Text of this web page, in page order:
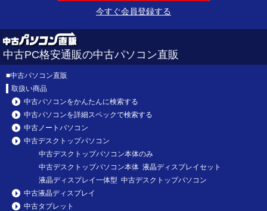
今すぐ会員登録する
中古PC格安通販の中古パソコン直販
■中古パソコン直販
取扱い商品
中古パソコンをかんたんに検索する
中古パソコンを詳細スペックで検索する
中古ノートパソコン
中古デスクトップパソコン
中古デスクトップパソコン本体のみ
中古デスクトップパソコン本体 液晶ディスプレイセット
液晶ディスプレイ一体型 中古デスクトップパソコン
中古液晶ディスプレイ
中古タブレット